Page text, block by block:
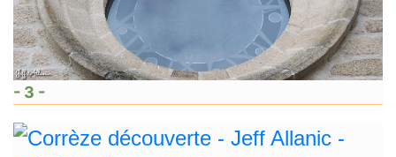
- 3 -